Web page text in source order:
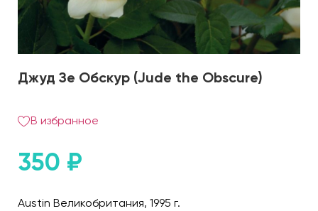
Джуд Зе Обскур (Jude the Obscure)
В избранное
350 ₽
Austin Великобритания, 1995 г.